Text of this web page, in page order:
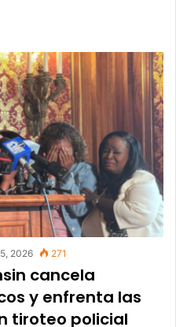
2026 271
cancela
y enfrenta las
tiroteo policial